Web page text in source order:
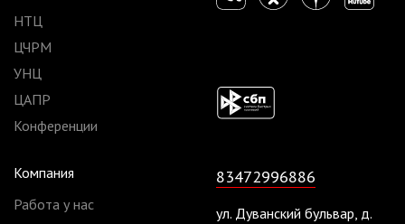
НТЦ
ЦЧРМ
УНЦ
ЦАПР
Конференции
Компания
Работа у нас
83472996886
ул. Дуванский бульвар, д.